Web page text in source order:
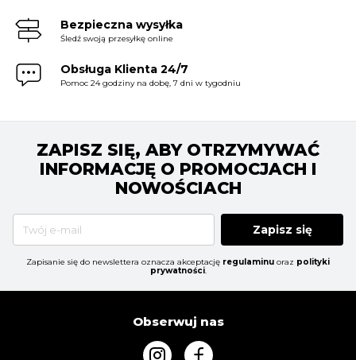
Bezpieczna wysyłka
Śledź swoją przesyłkę online
Obsługa Klienta 24/7
Pomoc 24 godziny na dobę, 7 dni w tygodniu
ZAPISZ SIĘ, ABY OTRZYMYWAĆ
INFORMACJĘ O PROMOCJACH I
NOWOŚCIACH
Zapisz się
Zapisanie się do newslettera oznacza akceptację regulaminu oraz polityki
prywatności.
Obserwuj nas